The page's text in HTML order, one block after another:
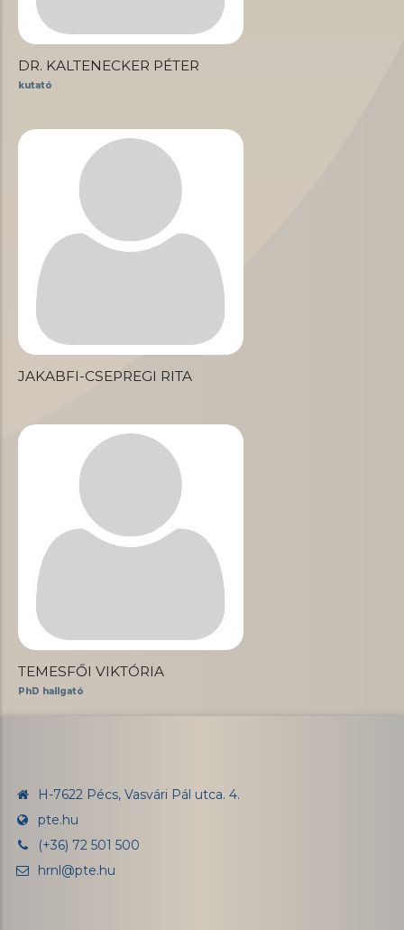
DR. KALTENECKER PÉTER
kutató
JAKABFI-CSEPREGI RITA
TEMESFŐI VIKTÓRIA
PhD hallgató
H-7622 Pécs, Vasvári Pál utca. 4.
pte.hu
(+36) 72 501 500
hrnl@pte.hu